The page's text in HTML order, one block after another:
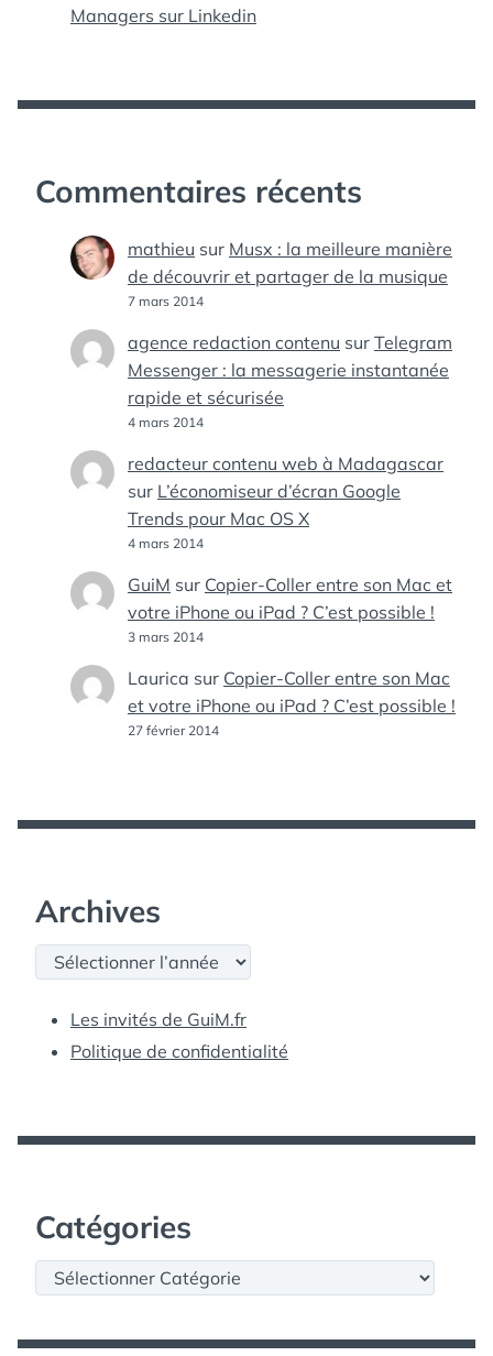
Managers sur Linkedin
Commentaires récents
mathieu sur Musx : la meilleure manière
de découvrir et partager de la musique
7 mars 2014
agence redaction contenu sur Telegram
Messenger : la messagerie instantanée
rapide et sécurisée
4 mars 2014
redacteur contenu web à Madagascar
sur L’économiseur d’écran Google
Trends pour Mac OS X
4 mars 2014
GuiM sur Copier-Coller entre son Mac et
votre iPhone ou iPad ? C’est possible !
3 mars 2014
Laurica sur Copier-Coller entre son Mac
et votre iPhone ou iPad ? C’est possible !
27 février 2014
Archives
Archives
Les invités de GuiM.fr
Politique de confidentialité
Catégories
Catégories